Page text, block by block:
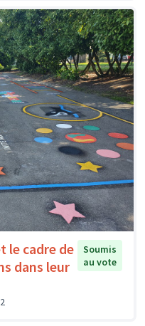
le cadre de
dans leur
Soumis
au vote
2